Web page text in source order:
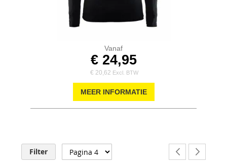
Vanaf
€ 24,95
€ 20,62
MEER INFORMATIE
Filter